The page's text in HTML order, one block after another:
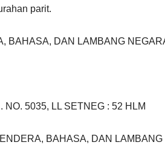
parit.
BAHASA, DAN LAMBANG
5035, LL SETNEG : 52 HLM
BAHASA, DAN